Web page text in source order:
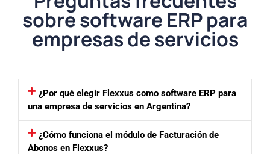
sobre software ERP para
empresas de servicios
¿Por qué elegir Flexxus como software ERP para
una empresa de servicios en Argentina?
¿Cómo funciona el módulo de Facturación de
Abonos en Flexxus?